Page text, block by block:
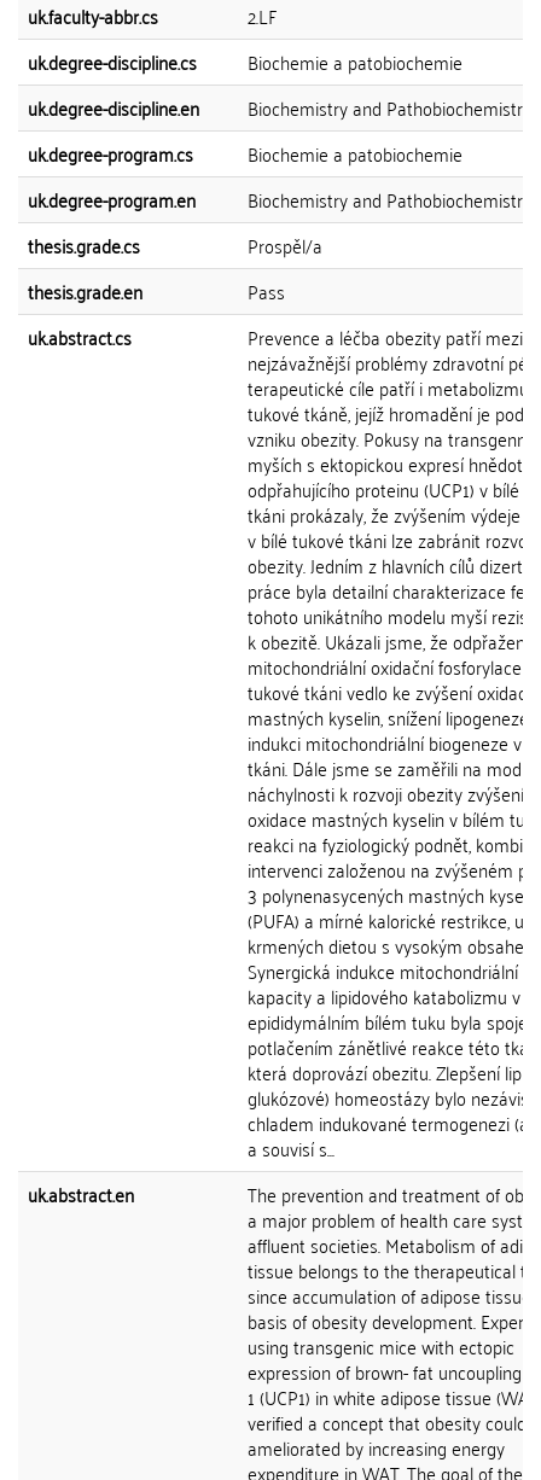
uk.faculty-abbr.cs
2.LF
uk.degree-discipline.cs
Biochemie a patobiochemie
uk.degree-discipline.en
Biochemistry and Pathobiochemistry
uk.degree-program.cs
Biochemie a patobiochemie
uk.degree-program.en
Biochemistry and Pathobiochemistry
thesis.grade.cs
Prospěl/a
thesis.grade.en
Pass
uk.abstract.cs
Prevence a léčba obezity patří mezi
nejzávažnější problémy zdravotní
terapeutické cíle patří i metabolizmus
tukové tkáně, jejíž hromadění je
vzniku obezity. Pokusy na
myších s ektopickou expresí
odpřahujícího proteinu (UCP1) v bílé
tkáni prokázaly, že zvýšením výdeje
v bílé tukové tkáni lze zabránit rozvoji
obezity. Jedním z hlavních cílů
práce byla detailní charakterizace
tohoto unikátního modelu myší
k obezitě. Ukázali jsme, že odpřažení
mitochondriální oxidační fosforylace
tukové tkáni vedlo ke zvýšení oxidace
mastných kyselin, snížení lipogeneze
indukci mitochondriální biogeneze v
tkáni. Dále jsme se zaměřili na
náchylnosti k rozvoji obezity zvýšením
oxidace mastných kyselin v bílém
reakci na fyziologický podnět,
intervenci založenou na zvýšeném
3 polynenasycených mastných kyselin
(PUFA) a mírné kalorické restrikce, u
krmených dietou s vysokým
Synergická indukce mitochondriální
kapacity a lipidového katabolizmu v
epididymálním bílém tuku byla
potlačením zánětlivé reakce této
která doprovází obezitu. Zlepšení
glukózové) homeostázy bylo
chladem indukované termogenezi (a
a souvisí s...
uk.abstract.en
The prevention and treatment of
a major problem of health care
affluent societies. Metabolism of
tissue belongs to the therapeutical
since accumulation of adipose tissue
basis of obesity development.
using transgenic mice with ectopic
expression of brown- fat uncoupling
1 (UCP1) in white adipose tissue
verified a concept that obesity could
ameliorated by increasing energy
expenditure in WAT. The goal of the